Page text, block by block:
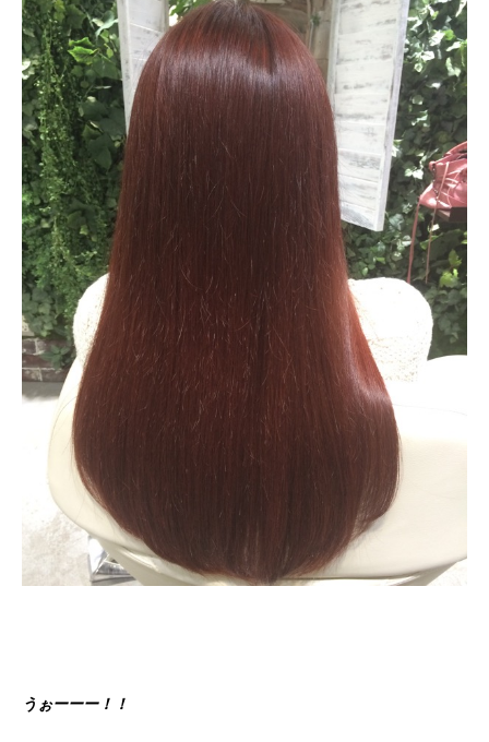
うぉーーー！！